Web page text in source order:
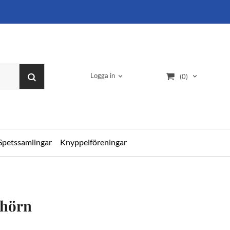
Logga in (0)
Knyppelföreningar